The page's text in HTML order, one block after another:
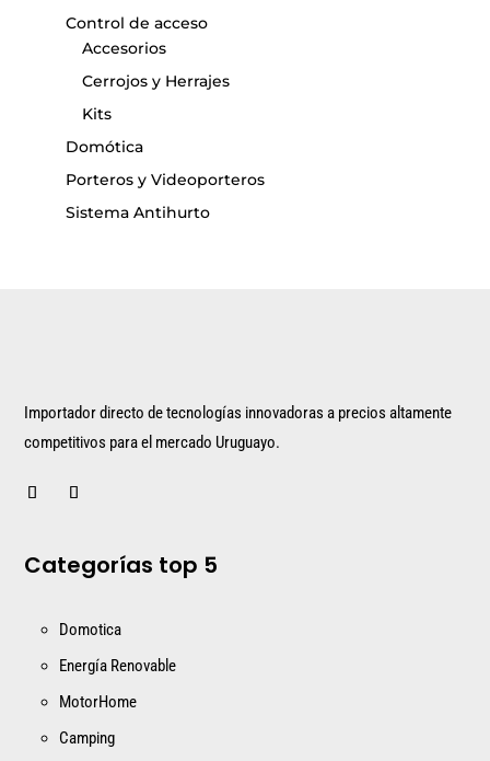
Control de acceso
Accesorios
Cerrojos y Herrajes
Kits
Domótica
Porteros y Videoporteros
Sistema Antihurto
Importador directo de tecnologías innovadoras a precios altamente
competitivos para el mercado Uruguayo.
Categorías top 5
Domotica
Energía Renovable
MotorHome
Camping